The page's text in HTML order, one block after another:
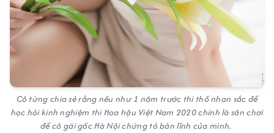
Cô từng chia sẻ rằng nếu như 1 năm trước thi thố nhan sắc để
học hỏi kinh nghiệm thì Hoa hậu Việt Nam 2020chính là sân chơi
để cô gái gốc Hà Nội chứng tỏ bản lĩnh của mình.